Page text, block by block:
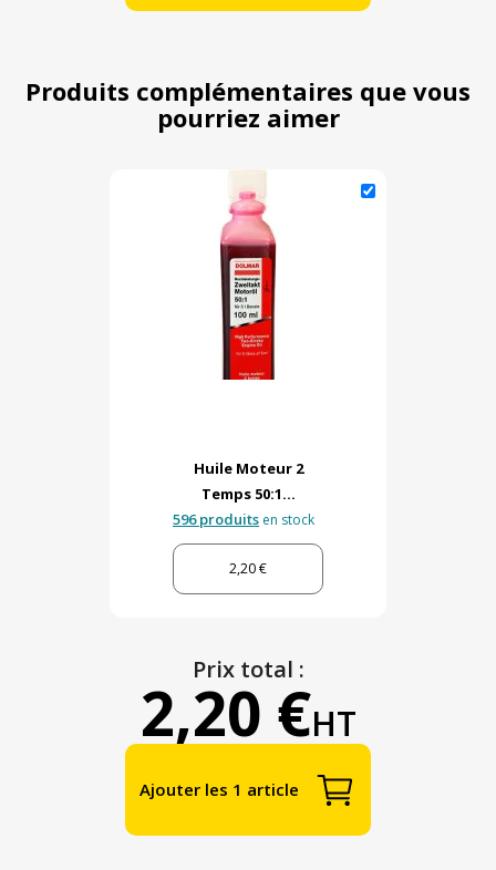
Produits complémentaires que vous
pourriez aimer
Huile Moteur 2
Temps 50:1...
596 produits en stock
2,20 €
Prix total :
2,20 €HT
Ajouter les 1 article